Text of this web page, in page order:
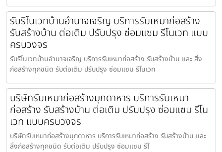
รับรีโนเวทบ้านอำนาจเจริญ บริการรับเหมาก่อสร้าง
รับสร้างบ้าน ต่อเติม ปรับปรุง ซ่อมแซม รีโนเวท แบบ
ครบวงจร
รับรีโนเวทบ้านอำนาจเจริญ บริการรับเหมาก่อสร้าง รับสร้างบ้าน และ สิ่ง
ก่อสร้างทุกชนิด รับต่อเติม ปรับปรุง ซ่อมแซม รีโนเวท
บริษัทรับเหมาก่อสร้างมุกดาหาร บริการรับเหมา
ก่อสร้าง รับสร้างบ้าน ต่อเติม ปรับปรุง ซ่อมแซม รีโน
เวท แบบครบวงจร
บริษัทรับเหมาก่อสร้างมุกดาหาร บริการรับเหมาก่อสร้าง รับสร้างบ้าน และ
สิ่งก่อสร้างทุกชนิด รับต่อเติม ปรับปรุง ซ่อมแซม รีโ